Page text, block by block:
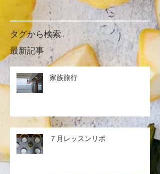
タグから検索
最新記事
家族旅行
７月レッスンリポ